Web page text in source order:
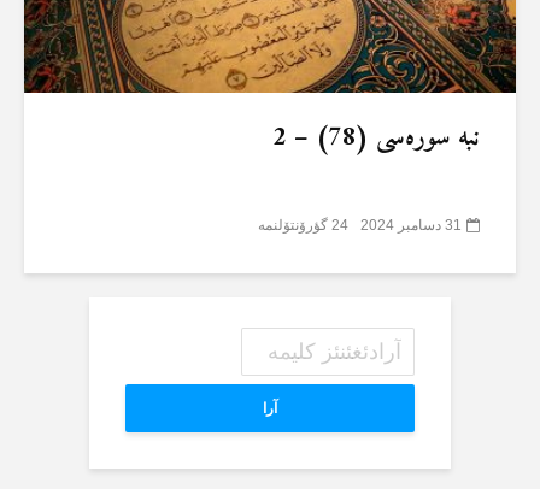
نبە سورەسی (78) – 2
31 دسامبر 2024 24 گؤرۆنتۆلنمە
آرا